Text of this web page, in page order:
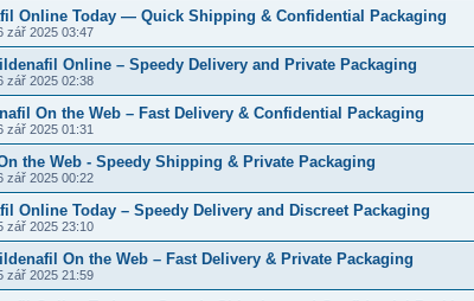
Online Today — Quick Shipping & Confidential Packaging
zář 2025 03:47
Online – Speedy Delivery and Private Packaging
zář 2025 02:38
On the Web – Fast Delivery & Confidential Packaging
zář 2025 01:31
the Web - Speedy Shipping & Private Packaging
zář 2025 00:22
Online Today – Speedy Delivery and Discreet Packaging
zář 2025 23:10
On the Web – Fast Delivery & Private Packaging
zář 2025 21:59